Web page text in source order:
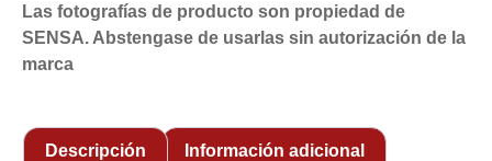
Las fotografías de producto son propiedad de
SENSA. Abstengase de usarlas sin autorización de la
marca
Descripción Información adicional